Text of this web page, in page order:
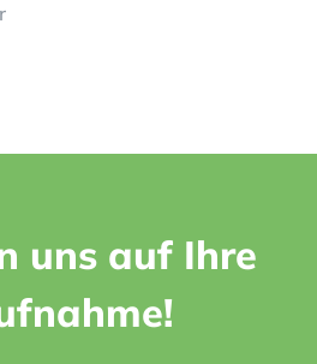
uns auf Ihre